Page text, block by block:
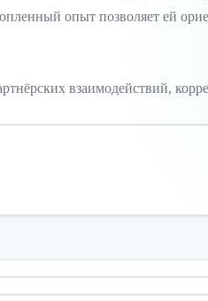
опыт позволяет ей
взаимодействий,